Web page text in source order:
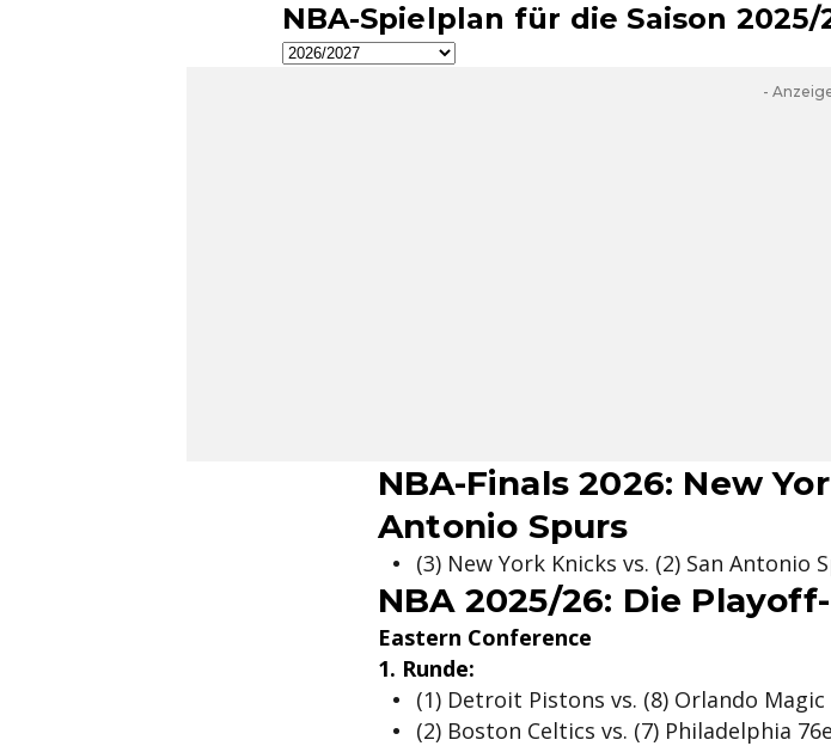
NBA-Spielplan für die Saison 2025/
-
NBA-Finals 2026: New
Antonio Spurs
(3) New York Knicks vs. (2) San Antonio
NBA 2025/26: Die
Eastern Conference
1. Runde:
(1) Detroit Pistons vs. (8) Orlando Magic
(2) Boston Celtics vs. (7) Philadelphia